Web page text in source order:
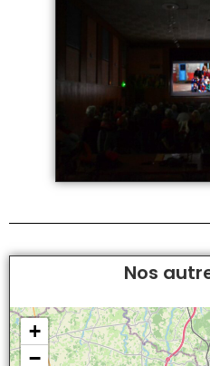
Nos
+
−